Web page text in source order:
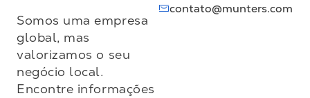
Somos uma empresa
global, mas
valorizamos o seu
negócio local.
Encontre informações
contato@munters.com